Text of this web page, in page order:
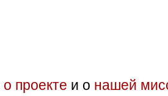
о проекте и о нашей